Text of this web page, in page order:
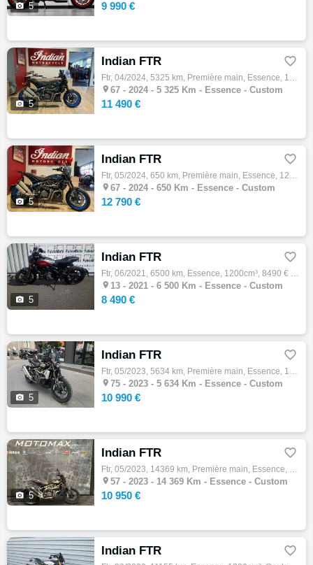
 5 9 990 €
 5
Indian FTR 
Ftr, 04/2024, 5325 km, Première main, Essence, 1200cm³, Couleur gris, 11490 € Equipements : INDIAN FTR 1200 S GRANIT GREY BLUE GARANTIE JUS…
 67 - 2024 - 5 325 Km - Essence - Custom
11 490 €
 5
Indian FTR 
Ftr, 05/2024, 650 km, Première main, Essence, 1200cm³, Couleur gris, 12790 € Equipements : INDIAN FTR 1200 S GRANIT GREY BLUE GARANTIE JUSQ…
 67 - 2024 - 650 Km - Essence - Custom
12 790 €
 5
Indian FTR 
Ftr, 06/2021, 6500 km, Essence, 1200cm³, 8490 € Equipements : Démarches administratives sur place,Essai sur rendez-vous,Gravage possible,Pl…
 13 - 2021 - 6 500 Km - Essence - Custom
8 490 €
 5
Indian FTR 
Ftr, 05/2023, 5634 km, Première main, Essence, 1200cm³, Couleur noir, 10990 € Equipements : INDIAN FTR 1200 RALLY ABS Très bon état général…
 75 - 2023 - 5 634 Km - Essence - Custom
10 990 €
 5
Indian FTR 
Ftr, 05/2023, 14369 km, Première main, Essence, 1200cm³, Couleur noir, 10950 € Equipements : MOTO DANS UN ETAT IMPECCABLE! VERSION RALLY AV…
 57 - 2023 - 14 369 Km - Essence - Custom
10 950 €
Indian FTR 